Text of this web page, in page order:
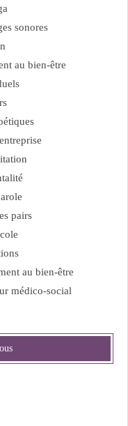
sonores
au bien-être
pairs
au bien-être
médico-social